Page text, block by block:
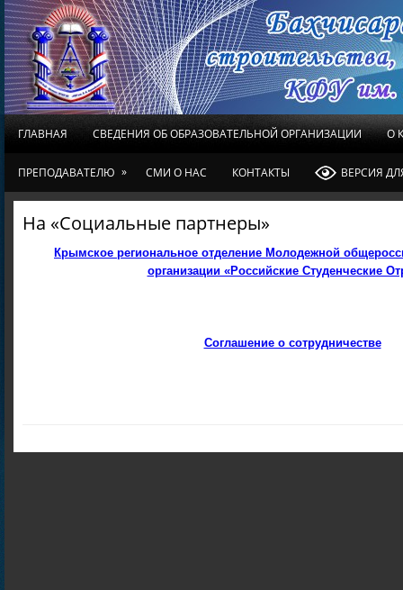
ГЛАВНАЯ СВЕДЕНИЯ ОБ ОБРАЗОВАТЕЛЬНОЙ ОРГАНИЗАЦИИ О
ПРЕПОДАВАТЕЛЮ » СМИ О НАС КОНТАКТЫ ВЕРСИЯ
На «Социальные партнеры»
Крымское региональное отделение Молодежной
организации «Российские Студенческие
Соглашение о сотрудничестве